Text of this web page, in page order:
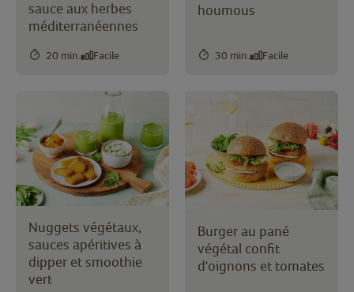
sauce aux herbes
méditerranéennes
20 min. Facile
houmous
30 min. Facile
Nuggets végétaux,
sauces apéritives à
dipper et smoothie
vert
Burger au pané
végétal confit
d'oignons et tomates